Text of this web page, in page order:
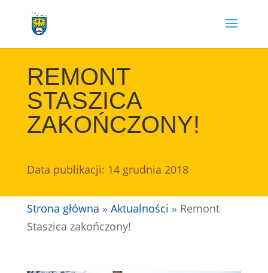
REMONT
STASZICA
ZAKOŃCZONY!
Data publikacji: 14 grudnia 2018
Strona główna » Aktualności » Remont
Staszica zakończony!